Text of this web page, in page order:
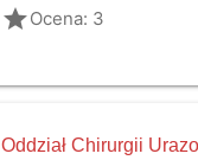
gradeOcena: 3
Oddział Chirurgii